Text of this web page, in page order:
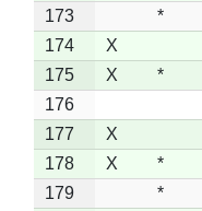
173
*
174
X
175
X *
176
177
X
178
X *
179
*